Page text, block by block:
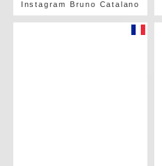
Instagram Bruno Catalano